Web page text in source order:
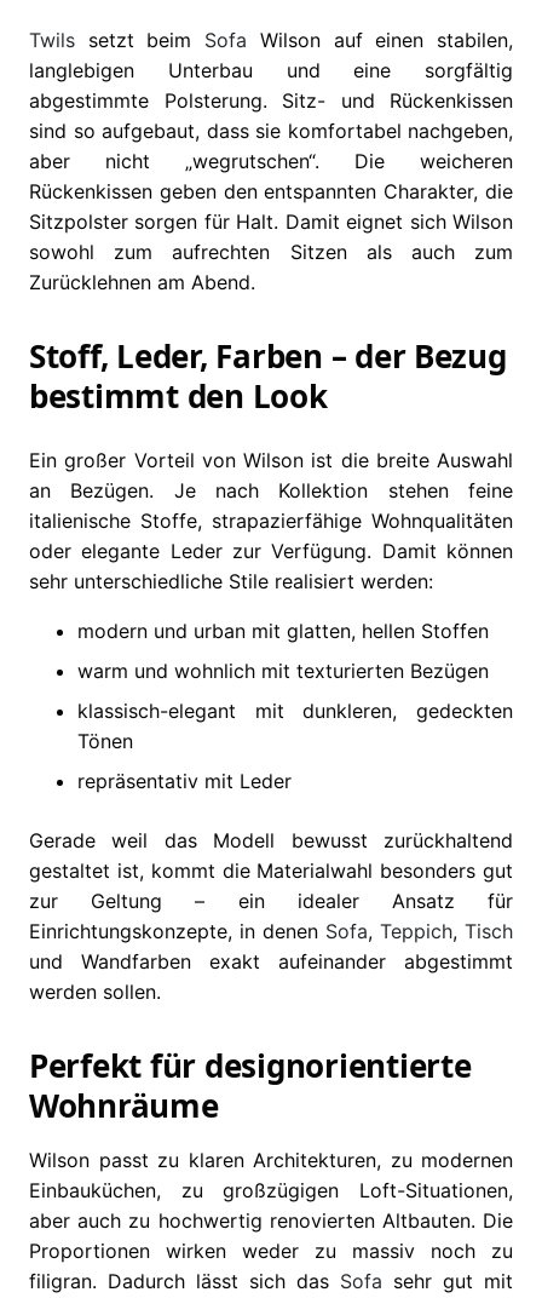
Twils setzt beim Sofa Wilson auf einen stabilen,
langlebigen Unterbau und eine sorgfältig
abgestimmte Polsterung. Sitz- und Rückenkissen
sind so aufgebaut, dass sie komfortabel nachgeben,
aber nicht „wegrutschen“. Die weicheren
Rückenkissen geben den entspannten Charakter, die
Sitzpolster sorgen für Halt. Damit eignet sich Wilson
sowohl zum aufrechten Sitzen als auch zum
Zurücklehnen am Abend.
Stoff, Leder, Farben – der Bezug
bestimmt den Look
Ein großer Vorteil von Wilson ist die breite Auswahl
an Bezügen. Je nach Kollektion stehen feine
italienische Stoffe, strapazierfähige Wohnqualitäten
oder elegante Leder zur Verfügung. Damit können
sehr unterschiedliche Stile realisiert werden:
modern und urban mit glatten, hellen Stoffen
warm und wohnlich mit texturierten Bezügen
klassisch-elegant mit dunkleren, gedeckten
Tönen
repräsentativ mit Leder
Gerade weil das Modell bewusst zurückhaltend
gestaltet ist, kommt die Materialwahl besonders gut
zur Geltung – ein idealer Ansatz für
Einrichtungskonzepte, in denen Sofa, Teppich, Tisch
und Wandfarben exakt aufeinander abgestimmt
werden sollen.
Perfekt für designorientierte
Wohnräume
Wilson passt zu klaren Architekturen, zu modernen
Einbauküchen, zu großzügigen Loft-Situationen,
aber auch zu hochwertig renovierten Altbauten. Die
Proportionen wirken weder zu massiv noch zu
filigran. Dadurch lässt sich das Sofa sehr gut mit